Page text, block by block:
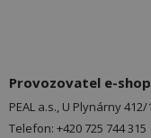
Provozovatel e-
PEAL a.s., U Plynárny
Telefon: +420 725 744 315